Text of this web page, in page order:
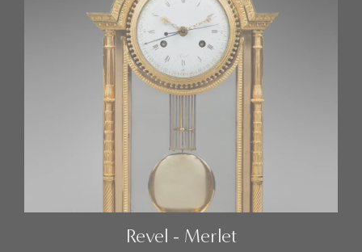
Régulateurs de Précision (1)
Nouvelles Acquisitions
Thématiques
Allégorie & Mythologie
Calendrier Annuel (1)
Calendrier Révolutionnaire (2)
(2)
Revel - Merlet